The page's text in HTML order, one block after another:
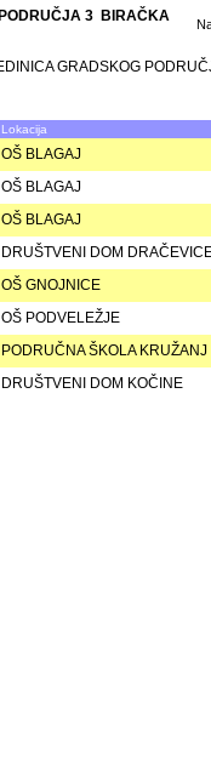
3 BIRAČKA
GRADSKOG
Lokacija
OŠ BLAGAJ
OŠ BLAGAJ
OŠ BLAGAJ
DRUŠTVENI DOM
OŠ GNOJNICE
OŠ PODVELEŽJE
PODRUČNA ŠKOLA KRUŽANJ
DRUŠTVENI DOM KOČINE